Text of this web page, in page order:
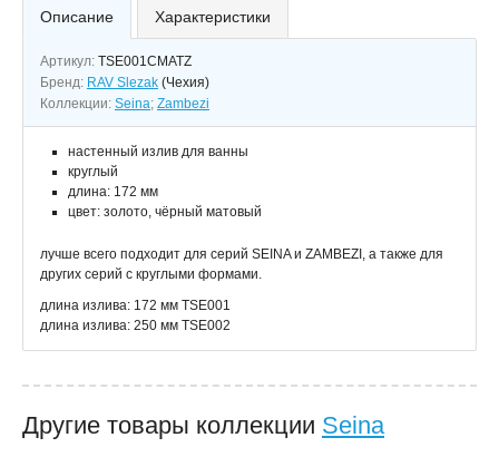
Описание Характеристики
Артикул: TSE001CMATZ
Бренд: RAV Slezak (Чехия)
Коллекции: Seina; Zambezi
настенный излив для ванны
круглый
длина: 172 мм
цвет: золото, чёрный матовый
лучше всего подходит для серий SEINA и ZAMBEZI, а также для
других серий с круглыми формами.
длина излива: 172 мм TSE001
длина излива: 250 мм TSE002
Другие товары коллекции Seina